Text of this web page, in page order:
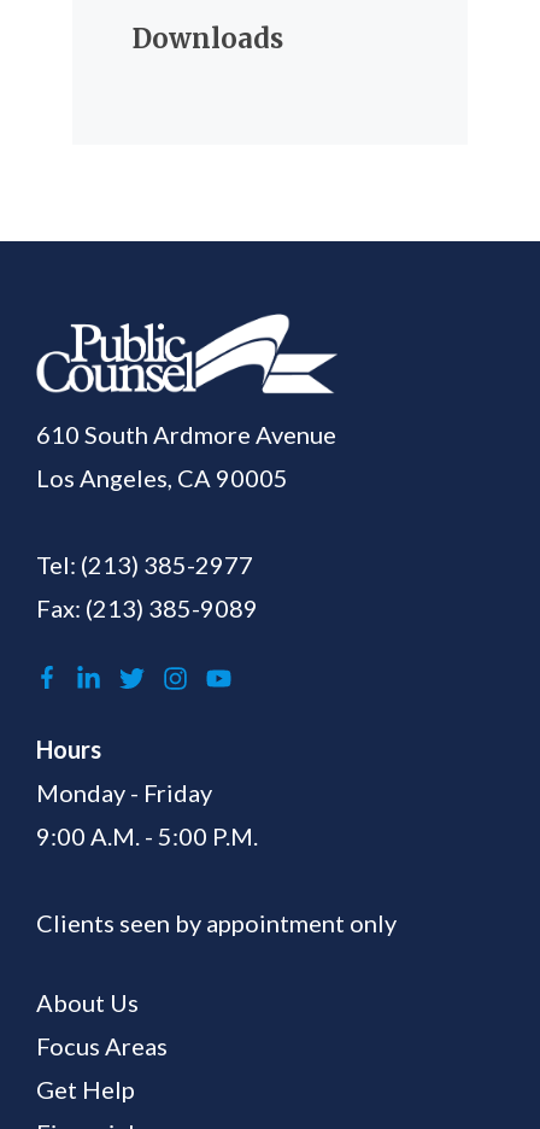
Downloads
610 South Ardmore Avenue
Los Angeles, CA 90005
Tel: (213) 385-2977
Fax: (213) 385-9089
Hours
Monday - Friday
9:00 A.M. - 5:00 P.M.
Clients seen by appointment only
About Us
Focus Areas
Get Help